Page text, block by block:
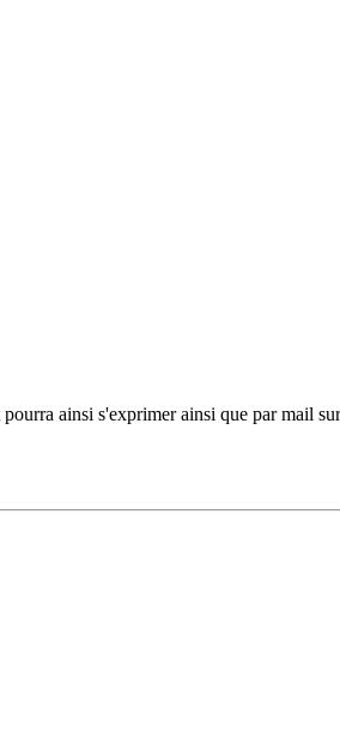
ainsi s'exprimer ainsi que par mail